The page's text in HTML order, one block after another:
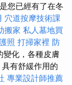
您已經有了在冬
穴道按摩技術課
搬家 私人墓地買
照 打掃家裡 防
變化，各種皮膚
有舒緩作用的
專業設計師推薦